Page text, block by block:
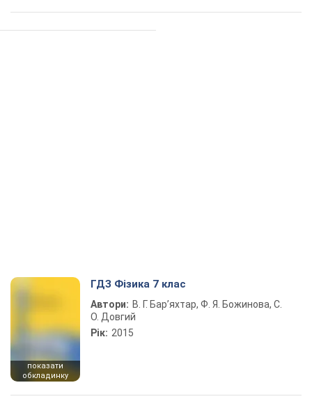
показати
обкладинку
ГДЗ Фізика 7 клас
Автори: В. Г. Бар’яхтар, Ф. Я. Божинова, С.
О. Довгий
Рік: 2015